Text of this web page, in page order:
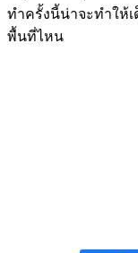
ทำครั้งนี้น่าจะทำให้
พื้นที่ไหน